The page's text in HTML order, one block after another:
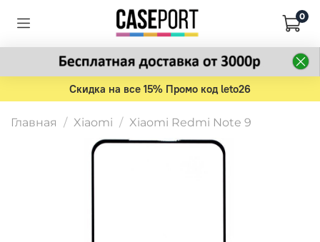
0
Скидка на все 15% Промо код leto26
Главная Xiaomi Xiaomi Redmi Note 9